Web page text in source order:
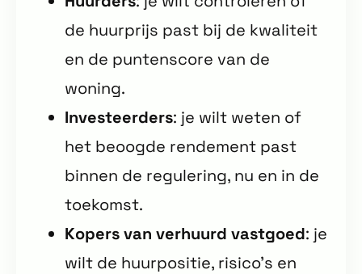
de huurprijs past bij de kwaliteit
en de puntenscore van de
woning.
Investeerders: je wilt weten of
het beoogde rendement past
binnen de regulering, nu en in de
toekomst.
Kopers van verhuurd vastgoed: je
wilt de huurpositie, risico’s en